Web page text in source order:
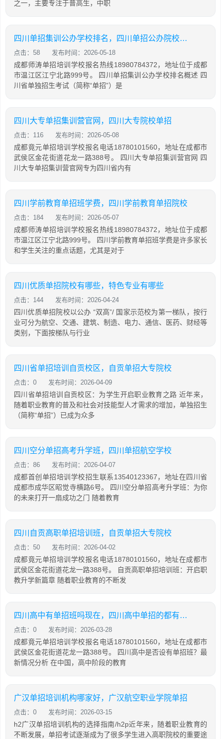
之一，主要专注于普高生，中职
四川单招集训公办学校排名，四川单招公办院校排名
点击：58 发布时间：2026-05-18
成都师涛单招培训学校报名热线18980784372，地址位于成都
市温江区江宁北路999号。 四川单招集训公办学校排名概述 四
川省单独招生考试（简称“单招”）是
四川大专单招集训营官网，四川大专院校单招
点击：116 发布时间：2026-05-08
成都竟元单招培训学校报名电话18780101560，地址在成都市
武侯区金花街道花龙一路388号。 四川大专单招集训营官网 四
川大专单招集训营官网专为四川省内有
四川学前教育单招班学费，四川学前教育单招院校
点击：184 发布时间：2026-05-07
成都师涛单招培训学校报名热线18980784372，地址位于成都
市温江区江宁北路999号。 四川学前教育单招班学费是许多家长
和学生关注的重点话题，尤其是对于
四川优质单招院校有哪些，特色专业有哪些
点击：144 发布时间：2026-04-24
四川优质单招院校以公办 “双高”/ 国家示范校为第一梯队，按行
业可分为航空、交通、建筑、制造、电力、通信、医药、财经等
类别，下面按梯队与行业
四川省单招培训自贡校区，自贡单招大专院校
点击：0 发布时间：2026-04-09
四川省单招培训自贡校区：为学生开启职业教育之路 近年来，
随着职业教育的普及和社会对技能型人才需求的增加，单独招生
（简称“单招”）已成为众多
四川空分单招高考升学班，四川单招航空学校
点击：86 发布时间：2026-04-07
成都首创单招培训学校招生联系13540123367，地址在四川省
成都市成华区昭觉寺横路6号。 四川空分单招高考升学班：为你
的未来打开一扇成功之门 随着教育
四川自贡高职单招培训班，自贡单招大专院校
点击：50 发布时间：2026-04-02
成都竟元单招培训学校报名电话18780101560，地址在成都市
武侯区金花街道花龙一路388号。 自贡高职单招培训班：开启职
教升学新篇章 随着职业教育的不断发
四川高中有单招班吗现在，四川高中单招的都有哪些大专院校
点击：0 发布时间：2026-03-28
成都竟元单招培训学校报名电话18780101560，地址在成都市
武侯区金花街道花龙一路388号。 四川高中是否设有单招班？最
新情况分析 在中国，高中阶段的教育
广汉单招培训机构哪家好，广汉航空职业学院单招
点击：0 发布时间：2026-03-15
h2广汉单招培训机构的选择指南/h2p近年来，随着职业教育的
不断发展，单招考试逐渐成为了很多学生进入高职院校的重要途